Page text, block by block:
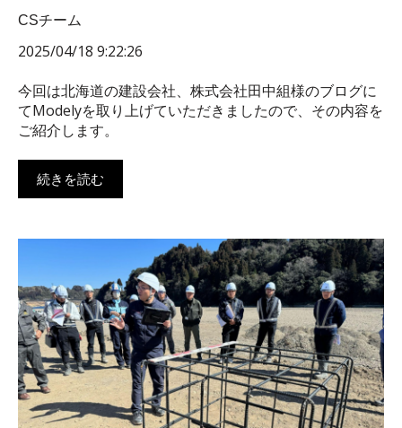
CSチーム
2025/04/18 9:22:26
今回は北海道の建設会社、株式会社田中組様のブログに
てModelyを取り上げていただきましたので、その内容を
ご紹介します。
続きを読む